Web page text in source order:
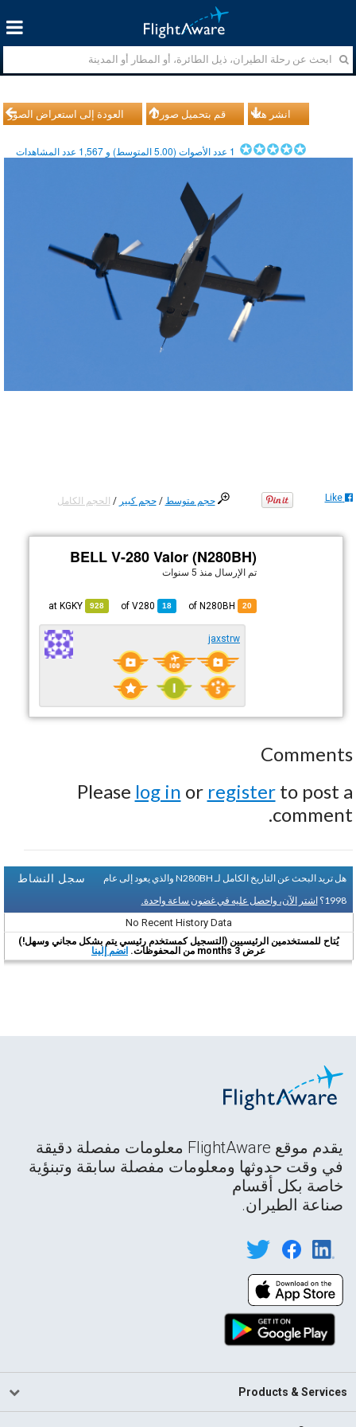
العودة إلى استعراض الصور قم بتحميل صورك انشر هذا
1 عدد الأصوات (5.00المتوسط) و 1,567 عدد المشاهدات
حجم متوسط /حجم كبير / الحجم الكامل Like
BELL V-280 Valor (N280BH)
تم الإرسال منذ 5 سنوات
20
18
V280
928
KGKY
jaxstrw
Comments
Please log in or registerto post a
comment.
سجل النشاط
هل تريد البحث عن التاريخ الكامل لـ N280BH والذي يعود إلى عام
1998؟ اشتر الآن، واحصل عليه في غضون ساعة واحدة.
No Recent History Data
يُتاح للمستخدمين الرئيسيين (التسجيل كمستخدم رئيسي يتم بشكل مجاني وسهل!)
عرض 3 months من المحفوظات.
انضم إلينا
يقدم موقع FlightAware معلومات مفصلة دقيقة
في وقت حدوثها ومعلومات مفصلة سابقة وتبنؤية
خاصة بكل أقسام
صناعة الطيران.
Products & Services